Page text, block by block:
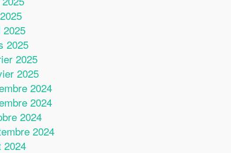
2025
2025
2025
2024
2024
2024
2024
2024